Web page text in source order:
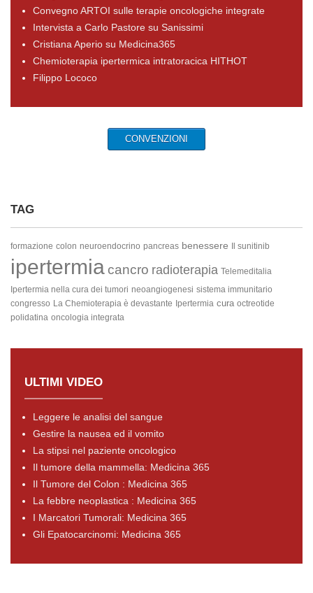
Convegno ARTOI sulle terapie oncologiche integrate
Intervista a Carlo Pastore su Sanissimi
Cristiana Aperio su Medicina365
Chemioterapia ipertermica intratoracica HITHOT
Filippo Lococo
CONVENZIONI
TAG
formazione colon neuroendocrino pancreas benessere Il sunitinib
ipertermia cancro radioterapia Telemeditalia
Ipertermia nella cura dei tumori neoangiogenesi sistema immunitario
congresso La Chemioterapia è devastante Ipertermia cura octreotide
polidatina oncologia integrata
ULTIMI VIDEO
Leggere le analisi del sangue
Gestire la nausea ed il vomito
La stipsi nel paziente oncologico
Il tumore della mammella: Medicina 365
Il Tumore del Colon : Medicina 365
La febbre neoplastica : Medicina 365
I Marcatori Tumorali: Medicina 365
Gli Epatocarcinomi: Medicina 365